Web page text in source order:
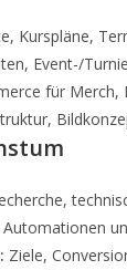
Kurspläne,
Event-/
für Merch,
Automationen
Ziele,